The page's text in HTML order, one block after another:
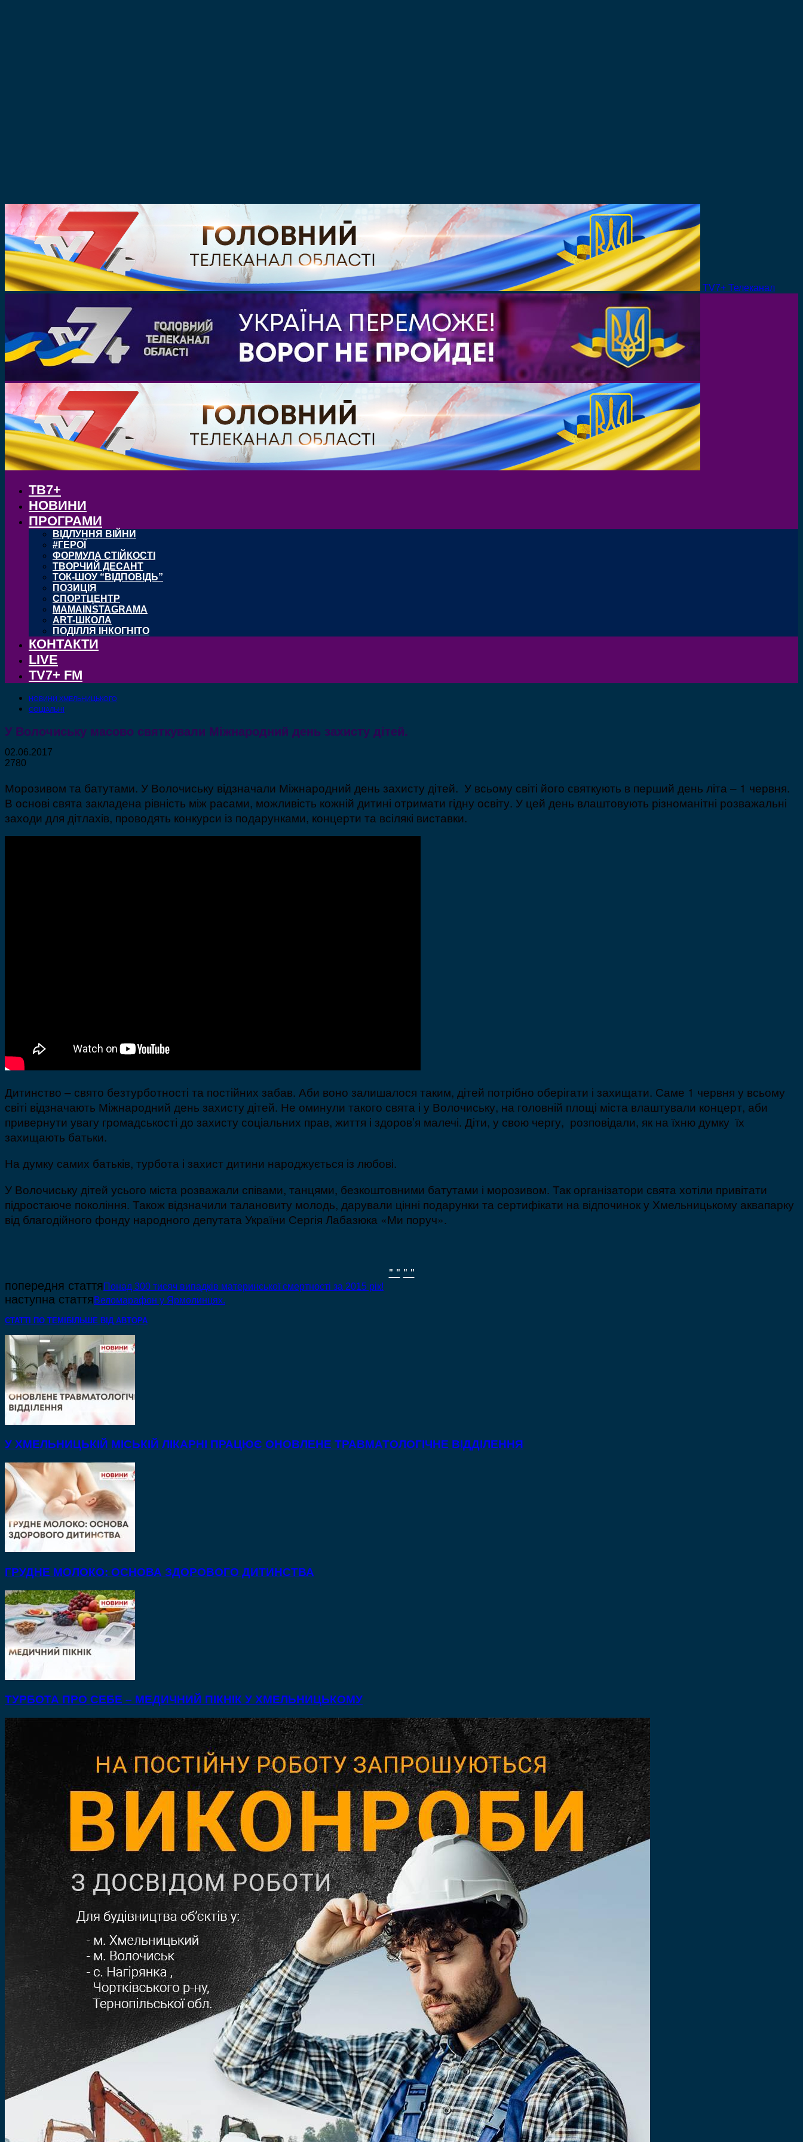
TV7+ Телеканал
ТВ7+
НОВИНИ
ПРОГРАМИ
ВІДЛУННЯ ВІЙНИ
#ГЕРОЇ
ФОРМУЛА СТІЙКОСТІ
ТВОРЧИЙ ДЕСАНТ
ТОК-ШОУ “ВІДПОВІДЬ”
ПОЗИЦІЯ
СПОРТЦЕНТР
MAMAINSTAGRAMA
ART-ШКОЛА
ПОДІЛЛЯ ІНКОГНІТО
КОНТАКТИ
LIVE
TV7+ FM
НОВИНИ ХМЕЛЬНИЦЬКОГО
СОЦІАЛЬНІ
У Волочиську масово святкували Міжнародний день захисту дітей.
02.06.2017
2780
Морозивом та батутами. У Волочиську відзначали Міжнародний день захисту дітей. У всьому світі його святкують в перший день літа – 1 червня.
В основі свята закладена рівність між расами, можливість кожній дитині отримати гідну освіту. У цей день влаштовують різноманітні розважальні
заходи для дітлахів, проводять конкурси із подарунками, концерти та всілякі виставки.
Дитинство – свято безтурботності та постійних забав. Аби воно залишалося таким, дітей потрібно оберігати і захищати. Саме 1 червня у всьому
світі відзначають Міжнародний день захисту дітей. Не оминули такого свята і у Волочиську, на головній площі міста влаштували концерт, аби
привернути увагу громадськості до захисту соціальних прав, життя і здоров’я малечі. Діти, у свою чергу, розповідали, як на їхню думку їх
захищають батьки.
На думку самих батьків, турбота і захист дитини народжується із любові.
У Волочиську дітей усього міста розважали співами, танцями, безкоштовними батутами і морозивом. Так організатори свята хотіли привітати
підростаюче покоління. Також відзначили талановиту молодь, дарували цінні подарунки та сертифікати на відпочинок у Хмельницькому аквапарку
від благодійного фонду народного депутата України Сергія Лабазюка «Ми поруч».
" " " "
попередня статтяПонад 300 тисяч випадків материнської смертності за 2015 рік!
наступна статтяВеломарафон у Ярмолинцях.
СТАТТІ ПО ТЕМІ БІЛЬШЕ ВІД АВТОРА
У ХМЕЛЬНИЦЬКІЙ МІСЬКІЙ ЛІКАРНІ ПРАЦЮЄ ОНОВЛЕНЕ ТРАВМАТОЛОГІЧНЕ ВІДДІЛЕННЯ
ГРУДНЕ МОЛОКО: ОСНОВА ЗДОРОВОГО ДИТИНСТВА
ТУРБОТА ПРО СЕБЕ – МЕДИЧНИЙ ПІКНІК У ХМЕЛЬНИЦЬКОМУ